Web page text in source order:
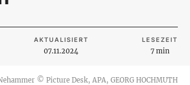
AKTUALISIERT
07.11.2024
LESEZEIT
7 min
© Picture Desk, APA, GEORG HOCHMUTH